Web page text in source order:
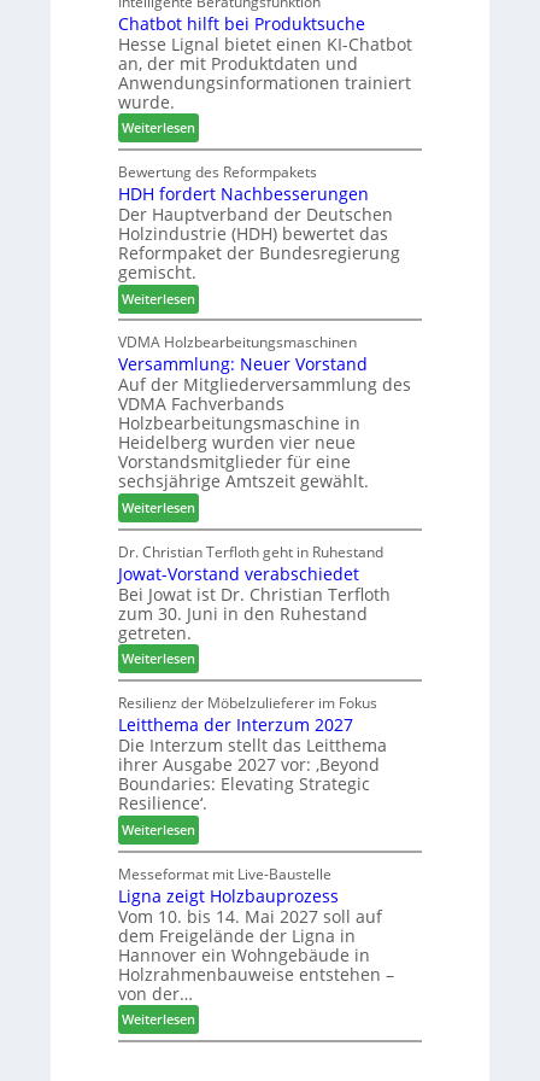
g
-
V
e
r
b
i
n
d
e
r
i
o
n
s
w
o
c
h
e
n
2
0
2
6
T
e
c
m
l
d
e
t
B
e
s
u
c
h
e
r
z
a
h
l
e
n
Chatbot hilft bei Produktsuche
Hesse Lignal bietet einen KI-Chatbot
an, der mit Produktdaten und
Anwendungsinformationen trainiert
wurde.
Weiterlesen:
C
h
a
t
b
o
t
h
i
l
t
b
e
P
r
o
u
k
t
s
u
c
e
Bewertung des Reformpakets
HDH fordert Nachbesserungen
Der Hauptverband der Deutschen
Holzindustrie (HDH) bewertet das
Reformpaket der Bundesregierung
gemischt.
Weiterlesen:
H
D
H
f
o
r
d
e
r
t
N
a
c
h
b
e
s
s
e
r
u
n
g
e
n
VDMA Holzbearbeitungsmaschinen
Versammlung: Neuer Vorstand
Auf der Mitgliederversammlung des
VDMA Fachverbands
Holzbearbeitungsmaschine in
Heidelberg wurden vier neue
Vorstandsmitglieder für eine
sechsjährige Amtszeit gewählt.
Weiterlesen:
V
e
r
s
a
m
l
u
n
g
:
N
e
u
e
r
V
o
r
t
a
n
Dr. Christian Terfloth geht in Ruhestand
Jowat-Vorstand verabschiedet
Bei Jowat ist Dr. Christian Terfloth
zum 30. Juni in den Ruhestand
getreten.
Weiterlesen:
J
o
w
a
t
-
V
o
r
s
t
a
n
d
v
e
r
a
Resilienz der Möbelzulieferer im Fokus
Leitthema der Interzum 2027
Die Interzum stellt das Leitthema
ihrer Ausgabe 2027 vor: ‚Beyond
Boundaries: Elevating Strategic
Resilience‘.
Weiterlesen:
L
e
i
t
t
h
e
m
a
d
Messeformat mit Live-Baustelle
Ligna zeigt Holzbauprozess
Vom 10. bis 14. Mai 2027 soll auf
dem Freigelände der Ligna in
Hannover ein Wohngebäude in
Holzrahmenbauweise entstehen –
von der…
Weiterlesen:
L